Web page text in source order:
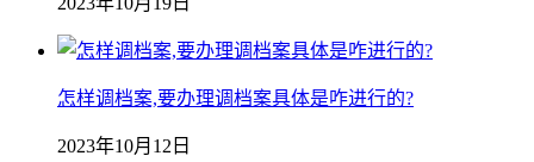
怎样调档案,要办理调档案具体是咋进行的?
2023年10月12日